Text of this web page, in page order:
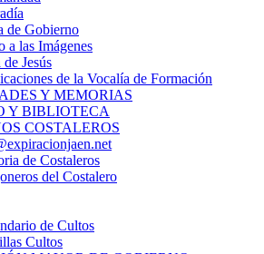
de Gobierno
a las Imágenes
Jesús
de la Vocalía de Formación
Y MEMORIAS
Y BIBLIOTECA
COSTALEROS
de Costaleros
del Costalero
de Cultos
Cultos